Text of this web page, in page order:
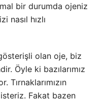
bir durumda ojeniz
nasıl hızlı
olan oje, biz
Öyle ki bazılarımız
Tırnaklarımızın
Fakat bazen